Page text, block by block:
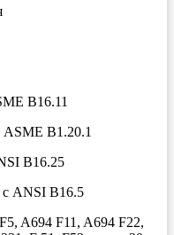
B16.11
ASME B1.20.1
B16.25
с ANSI B16.5
A694 F11, A694 F22,